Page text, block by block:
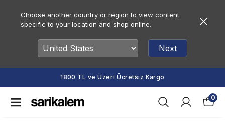
Choose another country or region to view content
specific to your location and shop online.
Next
1800 TL ve Üzeri Ücretsiz Kargo
0